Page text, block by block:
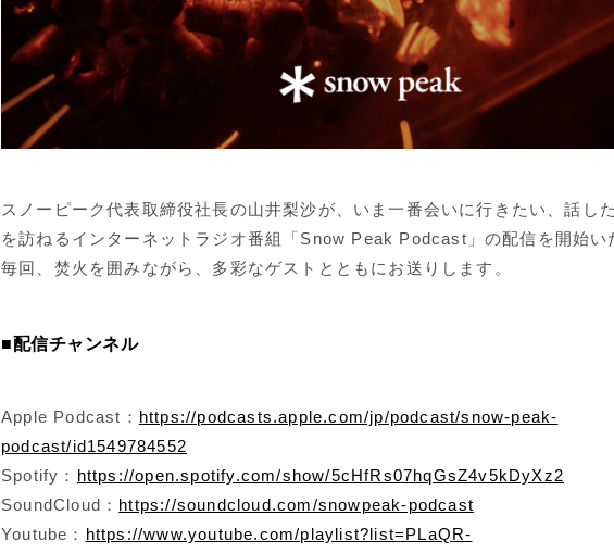
スノーピーク代表取締役社長の山井梨沙が、いま一番会いに行きたい、話し
を訪ねるインターネットラジオ番組「Snow Peak Podcast」の配信を開始い
毎回、焚火を囲みながら、多彩なゲストとともにお送りします。
■配信チャンネル
Apple Podcast： https://podcasts.apple.com/jp/podcast/snow-peak-
podcast/id1549784552
Spotify： https://open.spotify.com/show/5cHfRs07hqGsZ4v5kDyXz2
SoundCloud： https://soundcloud.com/snowpeak-podcast
Youtube： https://www.youtube.com/playlist?list=PLaQR-